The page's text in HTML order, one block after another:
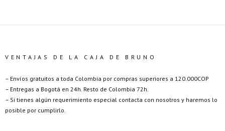
VENTAJAS DE LA CAJA DE BRUNO
– Envíos gratuitos a toda Colombia por compras superiores a 120.000COP
– Entregas a Bogotá en 24h. Resto de Colombia 72h.
– Si tienes algún requerimiento especial contacta con nosotros y haremos lo
posible por cumplirlo.